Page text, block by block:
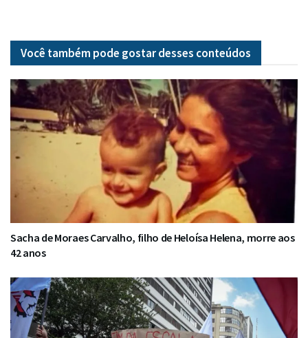
Você também pode gostar desses conteúdos
Sacha de Moraes Carvalho, filho de Heloísa Helena, morre aos
42 anos